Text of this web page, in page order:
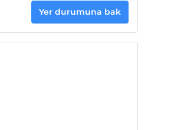
Yer durumuna bak